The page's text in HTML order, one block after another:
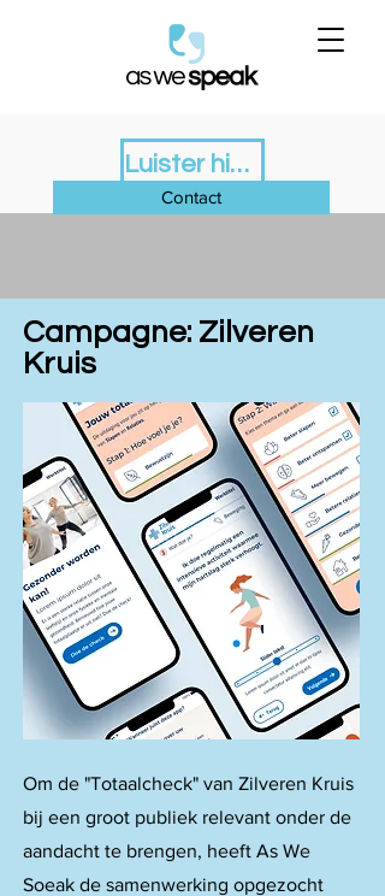
Luister hier de nieuwe Podcast Monitor
Contact
Campagne: Zilveren
Kruis
Om de "Totaalcheck" van Zilveren Kruis
bij een groot publiek relevant onder de
aandacht te brengen, heeft As We
Soeak de samenwerking opgezocht